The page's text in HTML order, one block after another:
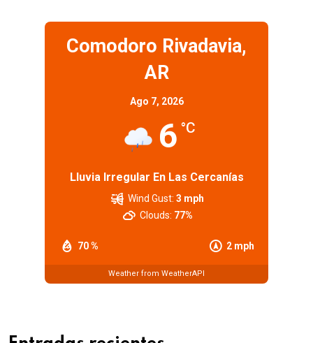
Comodoro Rivadavia,
AR
Ago 7, 2026
6 °C
Lluvia Irregular En Las Cercanías
70 % 2 mph
Wind Gust: 3 mph
Clouds: 77%
Weather from WeatherAPI